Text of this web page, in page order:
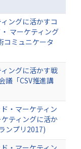
ングに活かすコ
マーケティング
コミュニケータ
ングに活かす戦
議「CSV推進講
・マーケティン
ティングに活か
ンプリ2017)